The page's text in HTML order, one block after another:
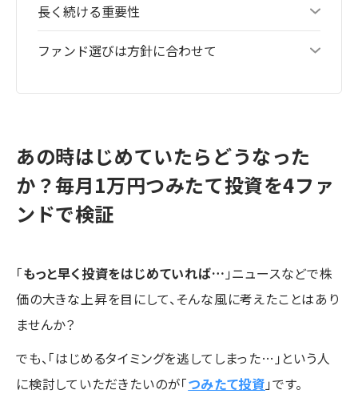
長く続ける重要性
ファンド選びは方針に合わせて
あの時はじめていたらどうなった
か？毎月1万円つみたて投資を4ファ
ンドで検証
「もっと早く投資をはじめていれば… 」ニュースなどで株
価の大きな上昇を目にして、そんな風に考えたことはあり
ませんか？
でも、「はじめるタイミングを逃してしまった…」という人
に検討していただきたいのが「つみたて投資 」です。